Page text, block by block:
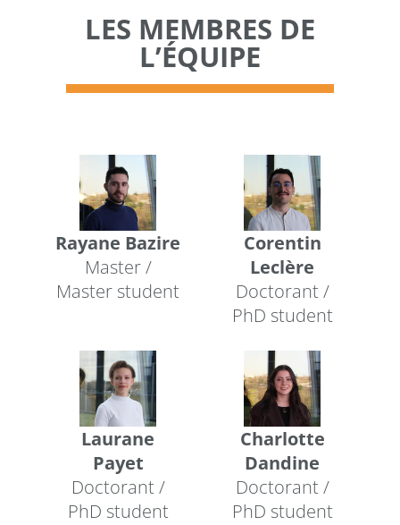
LES MEMBRES DE
L’ÉQUIPE
Rayane Bazire
Master /
Master student
Corentin
Leclère
Doctorant /
PhD student
Laurane
Payet
Doctorant /
PhD student
Charlotte
Dandine
Doctorant /
PhD student